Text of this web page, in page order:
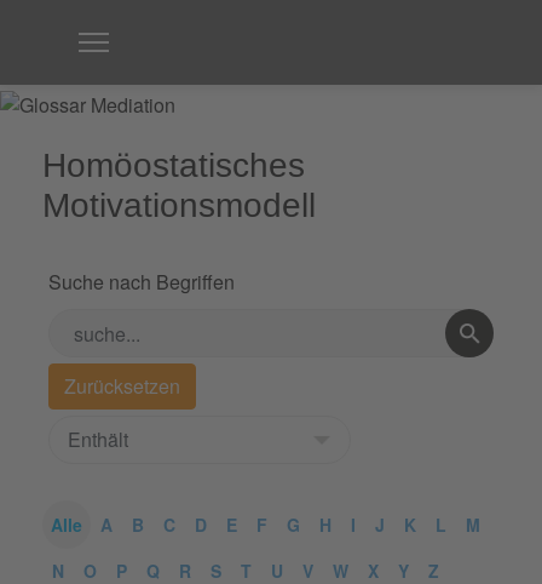
Homöostatisches
Motivationsmodell
Suche nach Begriffen
Alle A B C D E F G H I J K L
M
N
O P Q R S T U V W X Y Z